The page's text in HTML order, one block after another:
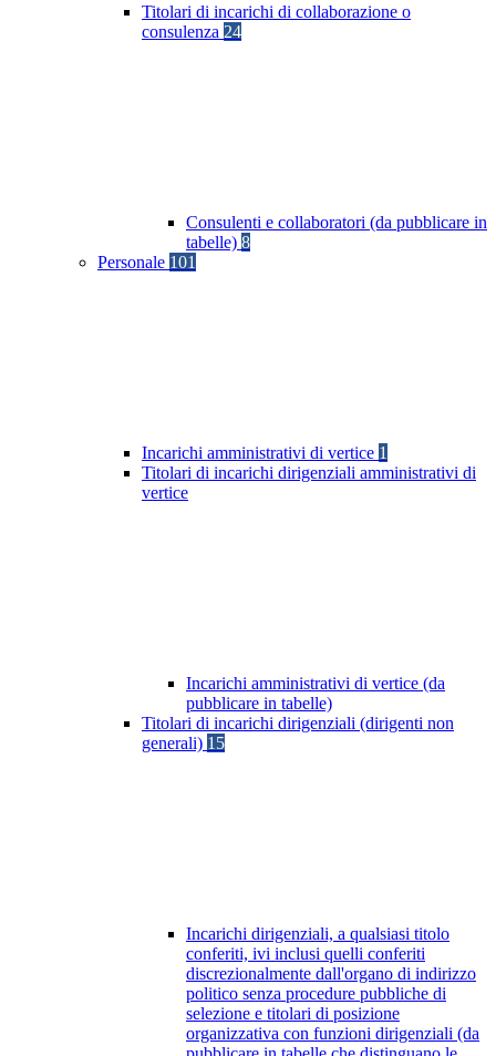
Titolari di incarichi di collaborazione o
consulenza 24
Consulenti e collaboratori (da pubblicare in
tabelle) 8
Personale 101
Incarichi amministrativi di vertice 1
Titolari di incarichi dirigenziali amministrativi di
vertice
Incarichi amministrativi di vertice (da
pubblicare in tabelle)
Titolari di incarichi dirigenziali (dirigenti non
generali) 15
Incarichi dirigenziali, a qualsiasi titolo
conferiti, ivi inclusi quelli conferiti
discrezionalmente dall'organo di indirizzo
politico senza procedure pubbliche di
selezione e titolari di posizione
organizzativa con funzioni dirigenziali (da